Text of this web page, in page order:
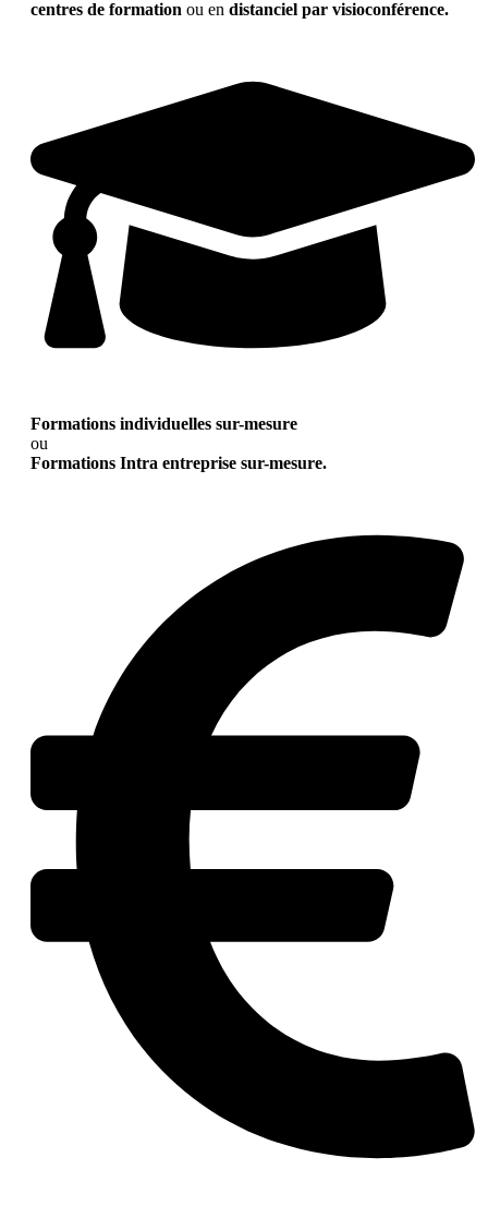
centres de formation ou en distanciel par visioconférence.
Formations individuelles sur-mesure
ou
Formations Intra entreprise sur-mesure.